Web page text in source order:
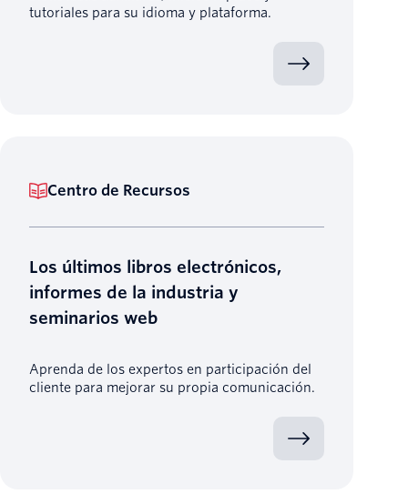
tutoriales para su idioma y plataforma.
Centro de Recursos
Los últimos libros electrónicos,
informes de la industria y
seminarios web
Aprenda de los expertos en participación del
cliente para mejorar su propia comunicación.